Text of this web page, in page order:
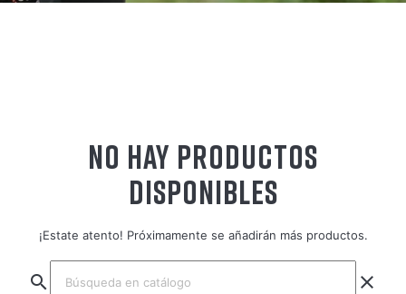
NO HAY PRODUCTOS
DISPONIBLES
¡Estate atento! Próximamente se añadirán más productos.
search clear